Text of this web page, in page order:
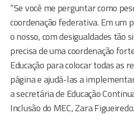
“Se você me perguntar como
coordenação federativa. Em um
o nosso, com desigualdades tão
precisa de uma coordenação
Educação para colocar todas as
página e ajudá-las a
a secretária de Educação
Inclusão do MEC, Zara Figueiredo.